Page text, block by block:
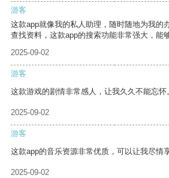
游客
这款app就像我的私人助理，随时随地为我的
查找资料，这款app的搜索功能非常强大，能
2025-09-02
游客
这款游戏的剧情非常感人，让我久久不能忘怀
2025-09-02
游客
这款app的音乐资源非常优质，可以让我尽情
2025-09-02